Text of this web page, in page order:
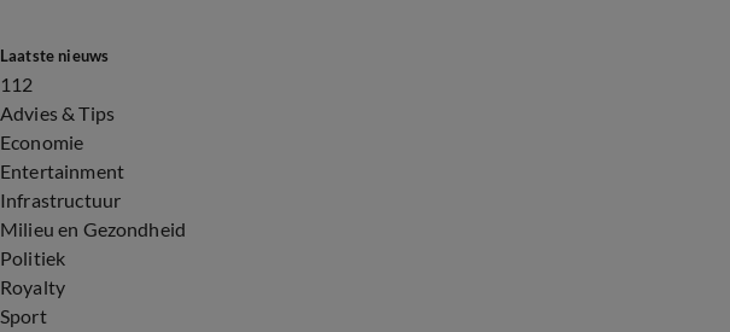
Laatste nieuws
112
Advies & Tips
Economie
Entertainment
Infrastructuur
Milieu en Gezondheid
Politiek
Royalty
Sport